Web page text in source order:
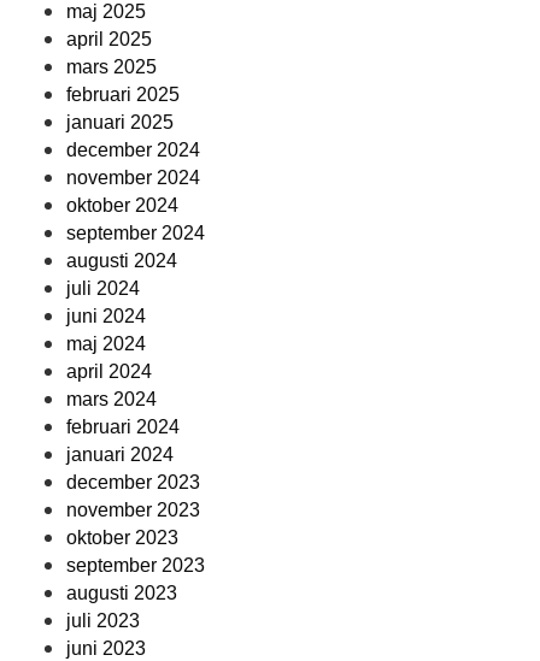
maj 2025
april 2025
mars 2025
februari 2025
januari 2025
december 2024
november 2024
oktober 2024
september 2024
augusti 2024
juli 2024
juni 2024
maj 2024
april 2024
mars 2024
februari 2024
januari 2024
december 2023
november 2023
oktober 2023
september 2023
augusti 2023
juli 2023
juni 2023